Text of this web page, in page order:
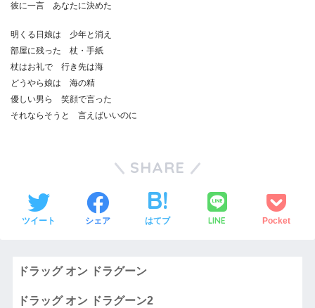
彼に一言 あなたに決めた
明くる日娘は 少年と消え
部屋に残った 杖・手紙
杖はお礼で 行き先は海
どうやら娘は 海の精
優しい男ら 笑顔で言った
それならそうと 言えばいいのに
SHARE
ツイート シェア はてブ LINE Pocket
ドラッグ オン ドラグーン
ドラッグ オン ドラグーン2